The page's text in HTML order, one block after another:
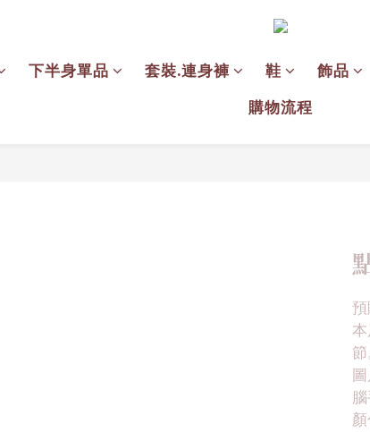
下半身單品 套裝.連身褲 鞋 飾品
購物流程
節
顏